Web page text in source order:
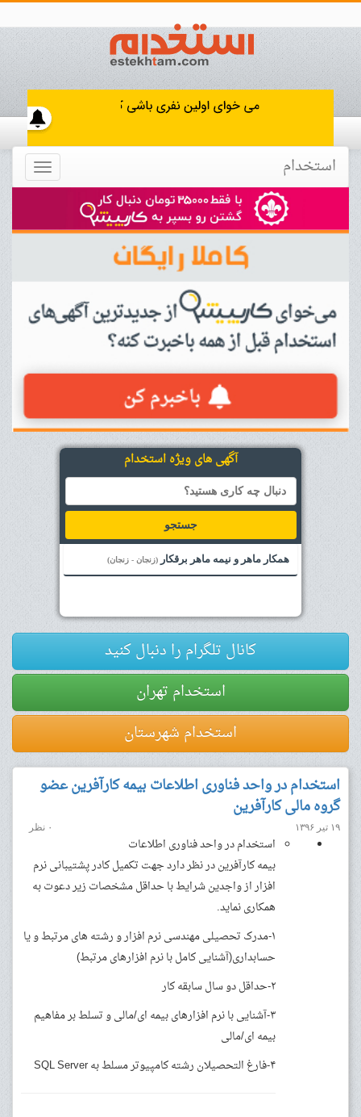
Toggle استخدام
آگهی های ویژه استخدام
جستجو
همکار ماهر و نیمه ماهر برقکار (زنجان - زنجان)
کانال تلگرام را دنبال کنید
استخدام تهران
استخدام شهرستان
استخدام در واحد فناوری اطلاعات بیمه کارآفرین عضو
گروه مالی کارآفرین
۱۹ تیر ۱۳۹۶ ۰ نظر
استخدام در واحد فناوری اطلاعات
بیمه کارآفرین در نظر دارد جهت تکمیل کادر پشتیبانی نرم
افزار از واجدین شرایط با حداقل مشخصات زیر دعوت به
همکاری نماید.
۱-مدرک تحصیلی مهندسی نرم افزار و رشته های مرتبط و یا
حسابداری(آشنایی کامل با نرم افزارهای مرتبط)
۲-حداقل دو سال سابقه کار
۳-آشنایی با نرم افزارهای بیمه ای/مالی و تسلط بر مفاهیم
بیمه ای/مالی
۴-فارغ التحصیلان رشته کامپیوتر مسلط به SQL Server